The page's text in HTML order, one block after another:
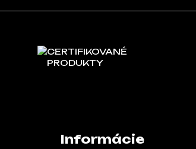
CERTIFIKOVANÉ
PRODUKTY
Informácie